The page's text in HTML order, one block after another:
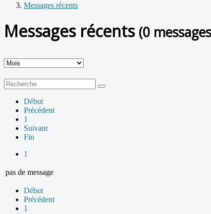
Messages récents
Messages récents (0
Début
Précédent
1
Suivant
Fin
1
pas de message
Début
Précédent
1